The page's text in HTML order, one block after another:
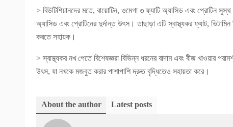
> বিউটিশিয়ানদের মতে, বায়োটিন, ওমেগা ৩ ফ্যাটি অ্যাসিড এবং প্রোটিন
অ্যাসিড এবং প্রোটিনের দুর্দান্ত উৎস। তাছাড়া এটি স্বাস্থ্যকর ফ্যাট,
করতে সহায়ক।
> স্বাস্থ্যকর নখ পেতে বিশেষজ্ঞরা বিভিন্ন ধরনের বাদাম এবং বীজ খাওয়ার
উৎস, যা নখকে মজবুত করার পাশাপাশি দ্রুত বৃদ্ধিতেও সহায়তা করে।
About the author Latest posts